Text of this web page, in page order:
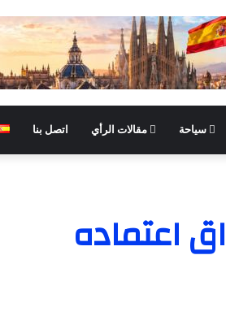
سياحة مقالات الرأي اتصل بنا
اعتماده